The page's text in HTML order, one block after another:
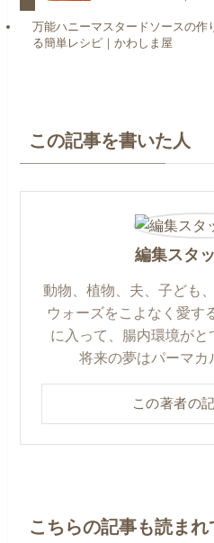
万能ハニーマスタードソースの作
る簡単レシピ｜かわしま屋
この記事を書いた人
編集スタ
動物、植物、夫、子ども
ウォーズをこよなく愛す
に入って、腸内環境がと
将来の夢はパーマカ
この著者の
こちらの記事も読まれ